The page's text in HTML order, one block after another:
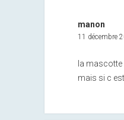
manon
11 décembre
la
mais si c